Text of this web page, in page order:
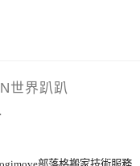
世界趴趴